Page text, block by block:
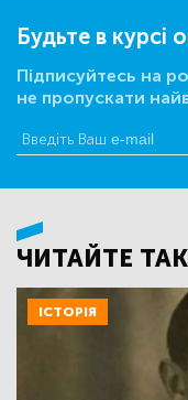
Будьте в курсі
Підписуйтесь на
не пропускати
ЧИТАЙТЕ
ІСТОРІЯ